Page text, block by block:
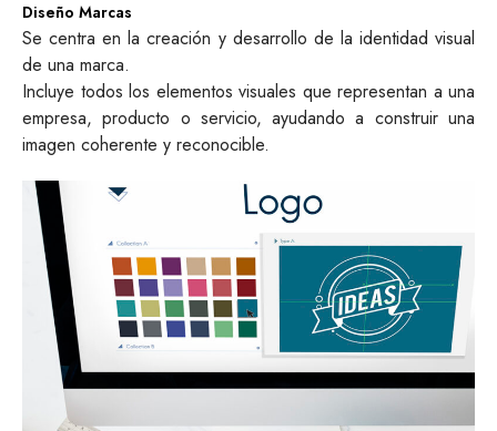
Diseño Marcas
Se centra en la creación y desarrollo de la identidad visual
de una marca.
Incluye todos los elementos visuales que representan a una
empresa, producto o servicio, ayudando a construir una
imagen coherente y reconocible.